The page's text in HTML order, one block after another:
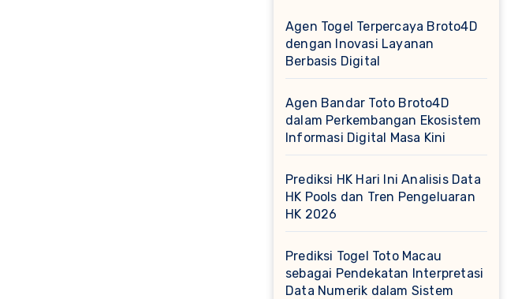
Agen Togel Terpercaya Broto4D
dengan Inovasi Layanan
Berbasis Digital
Agen Bandar Toto Broto4D
dalam Perkembangan Ekosistem
Informasi Digital Masa Kini
Prediksi HK Hari Ini Analisis Data
HK Pools dan Tren Pengeluaran
HK 2026
Prediksi Togel Toto Macau
sebagai Pendekatan Interpretasi
Data Numerik dalam Sistem